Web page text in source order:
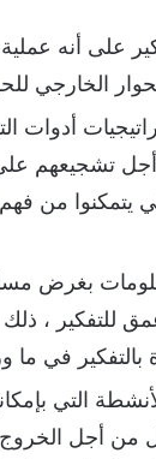
على أنه
الخارجي
أدوات
أجل تشجيعهم
يتمكنوا من فهم
بغرض
للتفكير ، ذلك
بالتفكير في ما
التي
من أجل